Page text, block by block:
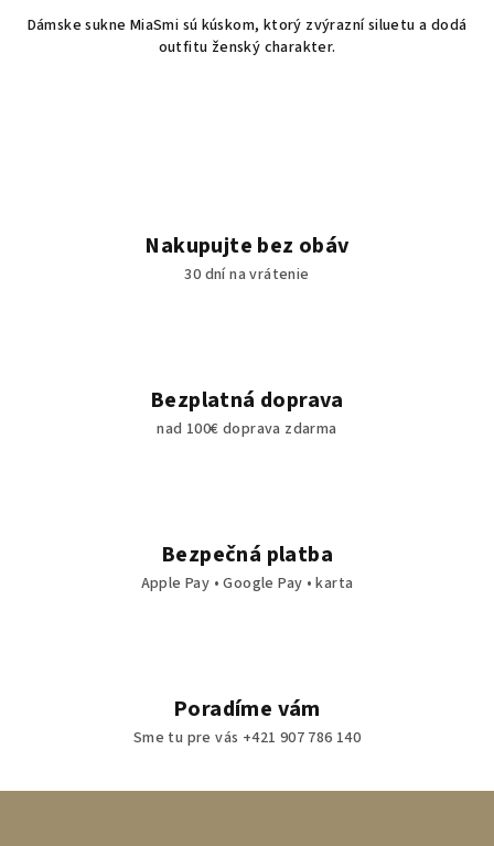
r
v
s
u
Dámske sukne MiaSmi sú kúskom, ktorý zvýrazní siluetu a dodá
outfitu ženský charakter.
Nakupujte bez obáv
30 dní na vrátenie
Bezplatná doprava
nad 100€ doprava zdarma
Bezpečná platba
Apple Pay • Google Pay • karta
Poradíme vám
Sme tu pre vás +421 907 786 140